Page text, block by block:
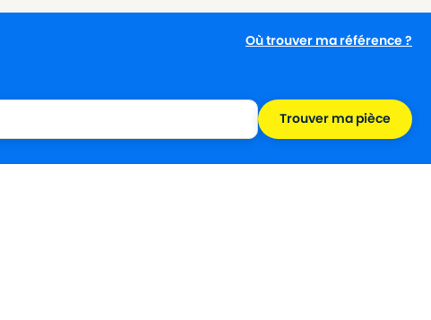
Où trouver ma référence ?
Trouver ma pièce